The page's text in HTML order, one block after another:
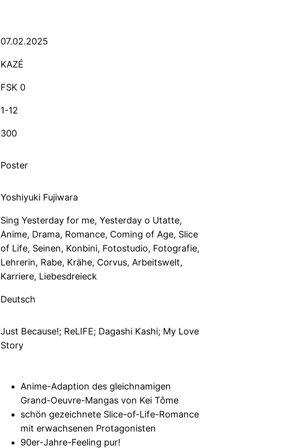
07.02.2025
KAZÉ
FSK 0
1-12
300
Poster
Yoshiyuki Fujiwara
Sing Yesterday for me, Yesterday o Utatte,
Anime, Drama, Romance, Coming of Age, Slice
of Life, Seinen, Konbini, Fotostudio, Fotografie,
Lehrerin, Rabe, Krähe, Corvus, Arbeitswelt,
Karriere, Liebesdreieck
Deutsch
Just Because!; ReLIFE; Dagashi Kashi; My Love
Story
Anime-Adaption des gleichnamigen
Grand-Oeuvre-Mangas von Kei Tôme
schön gezeichnete Slice-of-Life-Romance
mit erwachsenen Protagonisten
90er-Jahre-Feeling pur!